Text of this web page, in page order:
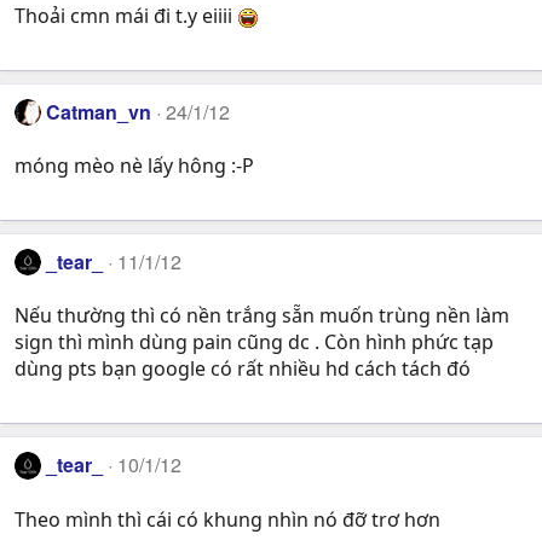
Thoải cmn mái đi t.y eiiii
Catman_vn 24/1/12
móng mèo nè lấy hông :-P
_tear_ 11/1/12
Nếu thường thì có nền trắng sẵn muốn trùng nền làm
sign thì mình dùng pain cũng dc . Còn hình phức tạp
dùng pts bạn google có rất nhiều hd cách tách đó
_tear_ 10/1/12
Theo mình thì cái có khung nhìn nó đỡ trơ hơn